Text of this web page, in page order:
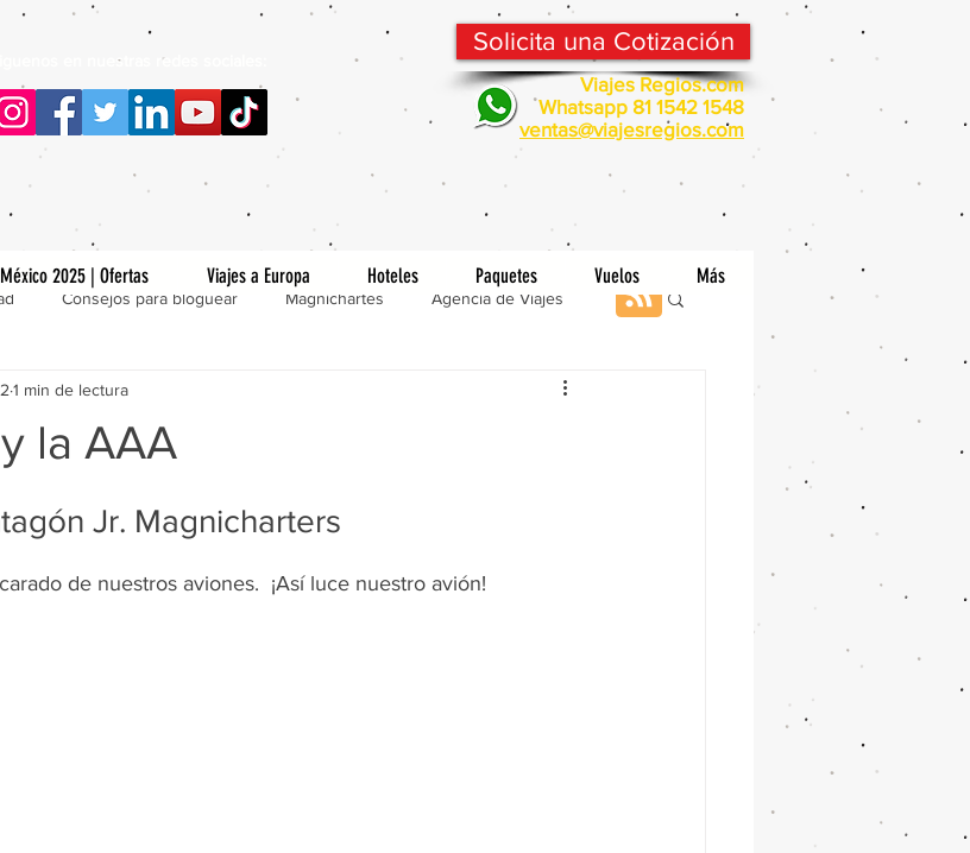
Solicita una Cotización
Viajes Regios.com
Whatsapp 81 1542 1548
ventas@viajesregios.com
Siguenos en nuestras redes sociales:
2025 | Ofertas Viajes a Europa Hoteles Paquetes Vuelos Más
Consejos para bloguear Magnichartes Agencia de Viajes
la AAA
1 min de lectura
Jr. Magnicharters
de nuestros aviones.  ¡Así luce nuestro avión!